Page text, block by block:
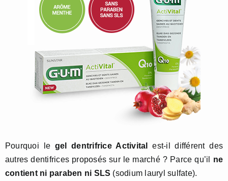
Pourquoi le gel dentrifrice Activital
est-il différent des
autres dentifrices proposés sur le marché ? Parce qu’il ne
contient ni paraben ni SLS (sodium lauryl sulfate).